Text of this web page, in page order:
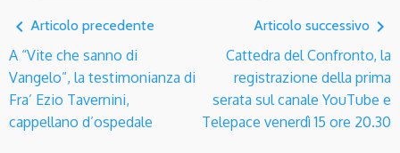
navigate_before Articolo precedente
A “Vite che sanno di
Vangelo”, la testimonianza di
Fra’ Ezio Tavernini,
cappellano d’ospedale
Articolo successivo navigate_next
Cattedra del Confronto, la
registrazione della prima
serata sul canale YouTube e
Telepace venerdì 15 ore 20.30